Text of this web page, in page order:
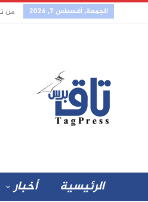
الجمعة, أغسطس 7, 2026 من
الرئيسية أخبار